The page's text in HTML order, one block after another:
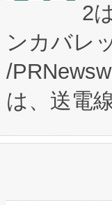
のアクセ
Fully-
プログラ
に関する
構造化ト
上げおよ
設備整備
ードする
ーエネル
た。
定、統合
安全性を
増加して
る電力網
2
ンカバレ
/
は、送電
や穀物倉
リューシ
したAvia